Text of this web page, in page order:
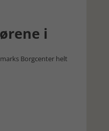
i
Borgcenter helt